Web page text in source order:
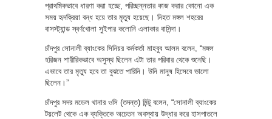
প্রাথমিকভাবে ধারণা করা হচ্ছে, পরিচ্ছন্নতার কাজ করার কোনো এক
সময় হৃদক্রিয়া বন্ধ হয়ে তার মৃত্যু হয়েছে। নিহত মঙ্গল শহরের
বাসস্ট্যান্ড স্বর্ণখোলা সুইপার কলোনি এলাকার বাসিন্দা।
চাঁদপুর সোনালী ব্যাংকের সিনিয়র কর্মকর্তা মাহবুব আলম বলেন, ‍“মঙ্গল
হরিজন শারীরিকভাবে অসুস্থ ছিলেন এটা তার পরিবার থেকে শুনেছি।
এভাবে তার মৃত্যু হবে তা বুঝতে পারিনি। উনি মানুষ হিসেবে ভালো
ছিলেন।”
চাঁদপুর সদর মডেল থানার ওসি (তদন্ত) মিন্টু বলেন, “সোনালী ব্যাংকের
টয়লেট থেকে এক ব্যক্তিকে অচেতন অবস্থায় উদ্ধার করে হাসপাতলে